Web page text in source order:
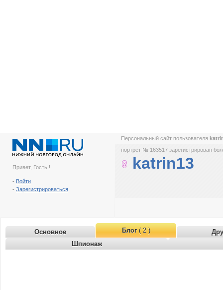
Привет, Гость !
- Войти
- Зарегистрироваться
Персональный сайт пользователя
портрет № 163517 зарегистрирован
katrin13
Основное Блог( 2 )
Шпионаж